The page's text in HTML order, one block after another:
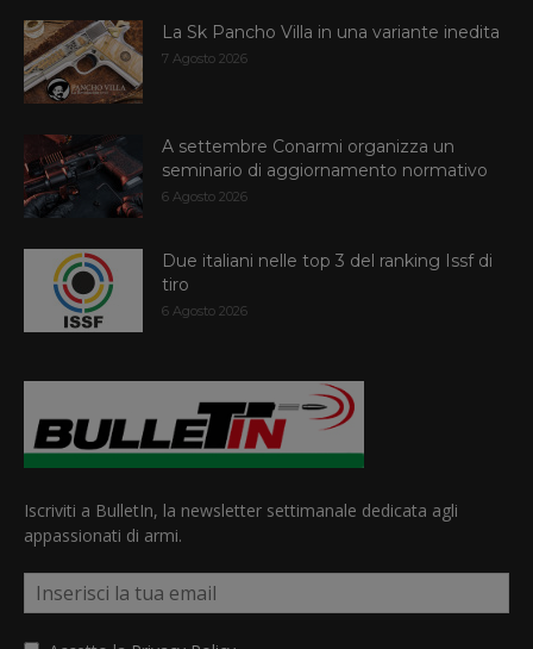
La Sk Pancho Villa in una variante inedita
7 Agosto 2026
A settembre Conarmi organizza un
seminario di aggiornamento normativo
6 Agosto 2026
Due italiani nelle top 3 del ranking Issf di
tiro
6 Agosto 2026
Iscriviti a BulletIn, la newsletter settimanale dedicata agli
appassionati di armi.